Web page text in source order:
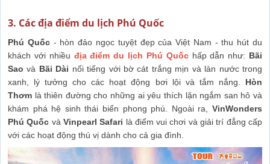
3. Các địa điểm du lịch Phú Quốc
Phú Quốc - hòn đảo ngọc tuyệt đẹp của Việt Nam - thu hút du
khách với nhiều địa điểm du lịch Phú Quốchấp dẫn như: Bãi
Sao và Bãi Dài nổi tiếng với bờ cát trắng mịn và làn nước trong
xanh, lý tưởng cho các hoạt động bơi lội và tắm nắng. Hòn
Thơm là thiên đường cho những ai yêu thích lặn ngắm san hô và
khám phá hệ sinh thái biển phong phú. Ngoài ra, VinWonders
Phú Quốc và Vinpearl Safari là điểm vui chơi và giải trí đẳng cấp
với các hoạt động thú vị dành cho cả gia đình.